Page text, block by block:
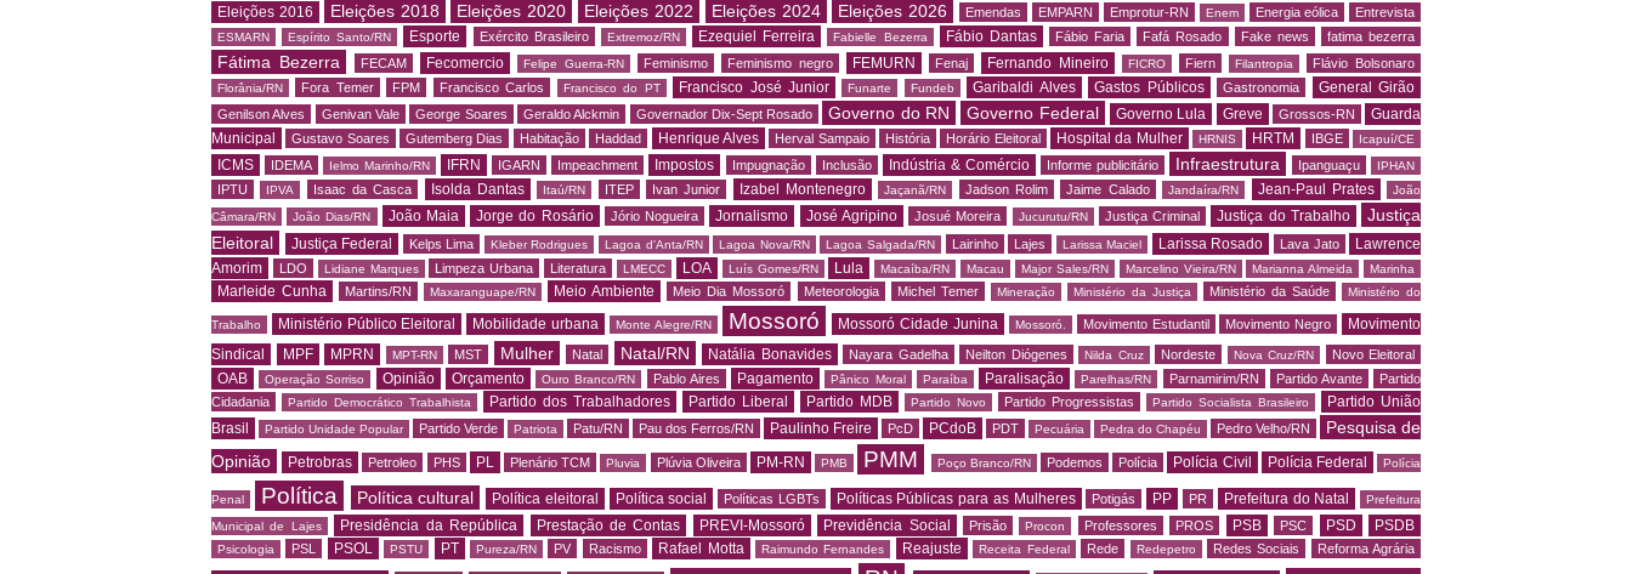
Eleições 2016 Eleições 2018 Eleições 2020 Eleições 2022 Eleições 2024 Eleições 2026 Emendas EMPARN Emprotur-RN Enem Energia eólica Entrevista
ESMARN Espírito Santo/RN Esporte Exército Brasileiro Extremoz/RN Ezequiel Ferreira Fabielle Bezerra Fábio Dantas Fábio Faria Fafá Rosado Fake news fatima bezerra
Fátima Bezerra FECAM Fecomercio Felipe Guerra-RN Feminismo Feminismo negro FEMURN Fenaj Fernando Mineiro FICRO Fiern Filantropia Flávio Bolsonaro
Florânia/RN Fora Temer FPM Francisco Carlos Francisco do PT Francisco José Junior Funarte Fundeb Garibaldi Alves Gastos Públicos Gastronomia General Girão
Genilson Alves Genivan Vale George Soares Geraldo Alckmin Governador Dix-Sept Rosado Governo do RN Governo Federal Governo Lula Greve Grossos-RN
Guarda
Municipal
Gustavo Soares Gutemberg Dias Habitação Haddad Henrique Alves Herval Sampaio História Horário Eleitoral Hospital da Mulher HRNIS HRTM IBGE Icapuí/CE
ICMS IDEMA Ielmo Marinho/RN IFRN IGARN Impeachment Impostos Impugnação Inclusão Indústria & Comércio Informe publicitário Infraestrutura Ipanguaçu IPHAN
IPTU IPVA Isaac da Casca Isolda Dantas Itaú/RN ITEP Ivan Junior Izabel Montenegro Jaçanã/RN Jadson Rolim Jaime Calado Jandaíra/RN Jean-Paul Prates
João
Câmara/RN
João Dias/RN João Maia Jorge do Rosário Jório Nogueira Jornalismo José Agripino Josué Moreira Jucurutu/RN Justiça Criminal Justiça do Trabalho
Justiça
Eleitoral
Justiça Federal Kelps Lima Kleber Rodrigues Lagoa d'Anta/RN Lagoa Nova/RN Lagoa Salgada/RN Lairinho Lajes Larissa Maciel Larissa Rosado Lava Jato
Lawrence
Amorim
LDO Lidiane Marques Limpeza Urbana Literatura LMECC LOA Luís Gomes/RN Lula Macaíba/RN Macau Major Sales/RN Marcelino Vieira/RN Marianna Almeida Marinha
Marleide Cunha Martins/RN Maxaranguape/RN Meio Ambiente Meio Dia Mossoró Meteorologia Michel Temer Mineração Ministério da Justiça Ministério da Saúde Ministério do
Trabalho Ministério Público Eleitoral Mobilidade urbana Monte Alegre/RN Mossoró Mossoró Cidade Junina Mossoró. Movimento Estudantil Movimento Negro
Movimento
Sindical
MPF MPRN MPT-RN MST Mulher Natal Natal/RN Natália Bonavides Nayara Gadelha Neilton Diógenes Nilda Cruz Nordeste Nova Cruz/RN Novo Eleitoral
OAB Operação Sorriso Opinião Orçamento Ouro Branco/RN Pablo Aires Pagamento Pânico Moral Paraíba Paralisação Parelhas/RN Parnamirim/RN Partido Avante
Partido
Cidadania
Partido Democrático Trabalhista Partido dos Trabalhadores Partido Liberal Partido MDB Partido Novo Partido Progressistas Partido Socialista Brasileiro
Partido União
Brasil
Partido Unidade Popular Partido Verde Patriota Patu/RN Pau dos Ferros/RN Paulinho Freire PcD PCdoB PDT Pecuária Pedra do Chapéu Pedro Velho/RN
Pesquisa de
Opinião
Petrobras Petroleo PHS PL Plenário TCM Pluvia Plúvia Oliveira PM-RN PMB PMM Poço Branco/RN Podemos Polícia Polícia Civil Polícia Federal Polícia
Penal Política Política cultural Política eleitoral Política social Políticas LGBTs Políticas Públicas para as Mulheres Potigás PP PR Prefeitura do Natal
Prefeitura
Municipal de Lajes
Presidência da República Prestação de Contas PREVI-Mossoró Previdência Social Prisão Procon Professores PROS PSB PSC PSD PSDB
Psicologia PSL PSOL PSTU PT Pureza/RN PV Racismo Rafael Motta Raimundo Fernandes Reajuste Receita Federal Rede Redepetro Redes Sociais Reforma Agrária